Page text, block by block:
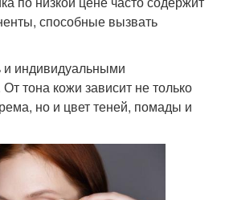
способные вызвать
и индивидуальными
тона кожи зависит не только
но и цвет теней, помады и